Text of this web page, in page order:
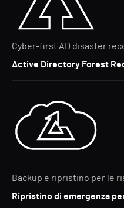
Cyber-first AD disaster
Active Directory Forest
Backup e ripristino per le
Ripristino di emergenza